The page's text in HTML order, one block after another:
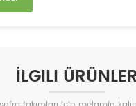
İLGILI ÜRÜNLER